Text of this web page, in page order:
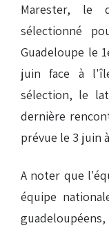
Marester, le
sélectionné
Guadeloupe le
juin face à
sélection, le
dernière
prévue le 3 juin
A noter que
équipe